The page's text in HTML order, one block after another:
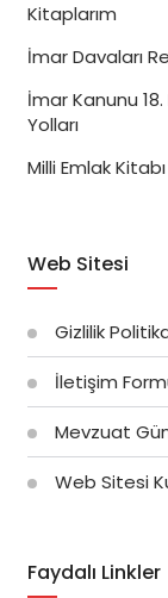
Kitaplarım
İmar Davaları
İmar Kanunu
Yolları
Milli Emlak Kitabı
Web Sitesi
Gizlilik
İletişim
Mevzuat
Web Sitesi
Faydalı Linkler